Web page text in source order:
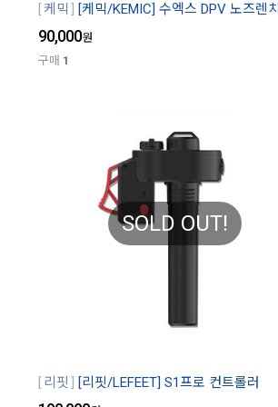
케믹 [케믹/KEMIC] 수엑스 DPV 노즈렌치
90,000원
구매 1
SOLD OUT!
리핏 [리핏/LEFEET] S1프로 컨트롤러